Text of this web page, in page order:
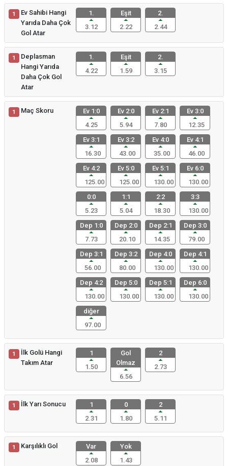
1
Ev Sahibi Hangi
Yarıda Daha Çok
Gol Atar
1.
3.12
Eşit
2.22
2.
2.44
1
Deplasman
Hangi Yarıda
Daha Çok Gol
Atar
1.
4.22
Eşit
1.59
2.
3.15
1 Maç Skoru
Ev 1:0
4.25
Ev 2:0
5.94
Ev 2:1
7.80
Ev 3:0
12.35
Ev 3:1
16.30
Ev 3:2
43.00
Ev 4:0
35.00
Ev 4:1
46.00
Ev 4:2
125.00
Ev 5:0
125.00
Ev 5:1
130.00
Ev 6:0
130.00
0:0
5.23
1:1
5.04
2:2
18.30
3:3
130.00
Dep 1:0
7.73
Dep 2:0
20.10
Dep 2:1
14.35
Dep 3:0
79.00
Dep 3:1
56.00
Dep 3:2
80.00
Dep 4:0
130.00
Dep 4:1
130.00
Dep 4:2
130.00
Dep 5:0
130.00
Dep 5:1
130.00
Dep 6:0
130.00
diğer
97.00
1
İlk Golü Hangi
Takım Atar
1
1.50
Gol
Olmaz
6.56
2
2.73
1 İlk Yarı Sonucu
1
2.31
0
1.80
2
5.11
1 Karşılıklı Gol
Var
2.08
Yok
1.43